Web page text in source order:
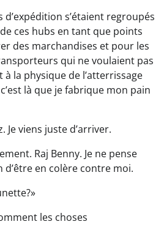
s’étaient regroupés
ces hubs en tant que points
des marchandises et pour les
qui ne voulaient pas
la physique de l’atterrissage
là que je fabrique mon pain
Je viens juste d’arriver.
Raj Benny. Je ne pense
d’être en colère contre moi.
les choses